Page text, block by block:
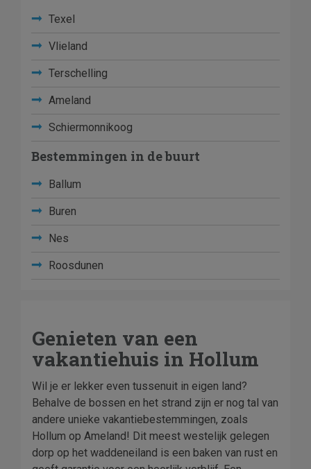
Texel
Vlieland
Terschelling
Ameland
Schiermonnikoog
Bestemmingen in de buurt
Ballum
Buren
Nes
Roosdunen
Genieten van een
vakantiehuis in Hollum
Wil je er lekker even tussenuit in eigen land?
Behalve de bossen en het strand zijn er nog tal van
andere unieke vakantiebestemmingen, zoals
Hollum op Ameland! Dit meest westelijk gelegen
dorp op het waddeneiland is een baken van rust en